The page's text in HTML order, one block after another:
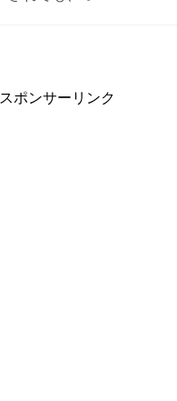
スポンサーリンク